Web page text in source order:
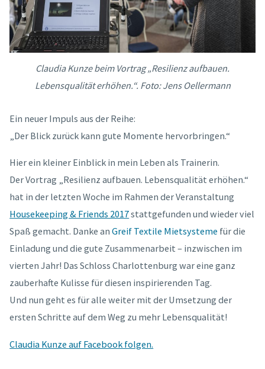
Claudia Kunze beim Vortrag „Resilienz aufbauen.
Lebensqualität erhöhen.“. Foto: Jens Oellermann
Ein neuer Impuls aus der Reihe:
„Der Blick zurück kann gute Momente hervorbringen.“
Hier ein kleiner Einblick in mein Leben als Trainerin.
Der Vortrag „Resilienz aufbauen. Lebensqualität erhöhen.“
hat in der letzten Woche im Rahmen der Veranstaltung
Housekeeping & Friends 2017stattgefunden und wieder viel
Spaß gemacht. Danke anGreif Textile Mietsysteme für die
Einladung und die gute Zusammenarbeit – inzwischen im
vierten Jahr! Das Schloss Charlottenburg war eine ganz
zauberhafte Kulisse für diesen inspirierenden Tag.
Und nun geht es für alle weiter mit der Umsetzung der
ersten Schritte auf dem Weg zu mehr Lebensqualität!
Claudia Kunze auf Facebook folgen.